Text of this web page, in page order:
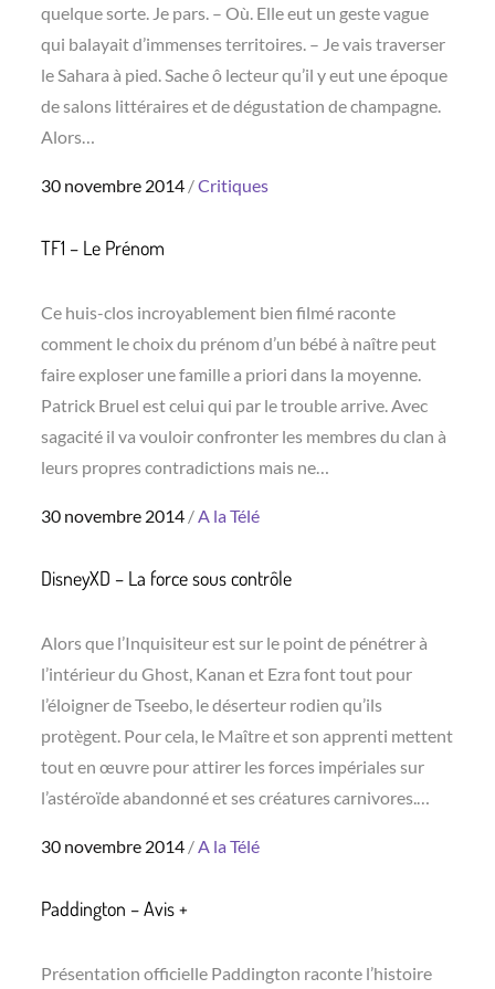
quelque sorte. Je pars. – Où. Elle eut un geste vague
qui balayait d’immenses territoires. – Je vais traverser
le Sahara à pied. Sache ô lecteur qu’il y eut une époque
de salons littéraires et de dégustation de champagne.
Alors…
Posted
30 novembre 2014 Critiques
TF1 – Le Prénom
Ce huis-clos incroyablement bien filmé raconte
comment le choix du prénom d’un bébé à naître peut
faire exploser une famille a priori dans la moyenne.
Patrick Bruel est celui qui par le trouble arrive. Avec
sagacité il va vouloir confronter les membres du clan à
leurs propres contradictions mais ne…
Posted
30 novembre 2014 A la Télé
DisneyXD – La force sous contrôle
Alors que l’Inquisiteur est sur le point de pénétrer à
l’intérieur du Ghost, Kanan et Ezra font tout pour
l’éloigner de Tseebo, le déserteur rodien qu’ils
protègent. Pour cela, le Maître et son apprenti mettent
tout en œuvre pour attirer les forces impériales sur
l’astéroïde abandonné et ses créatures carnivores.…
Posted
30 novembre 2014 A la Télé
Paddington – Avis +
Présentation officielle Paddington raconte l’histoire